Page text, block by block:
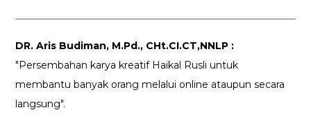
DR. Aris Budiman, M.Pd., CHt.CI.CT,NNLP :
"Persembahan karya kreatif Haikal Rusli untuk
membantu banyak orang melalui online ataupun secara
langsung".